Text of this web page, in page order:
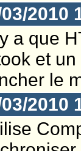
2010
a que
et
le
2010